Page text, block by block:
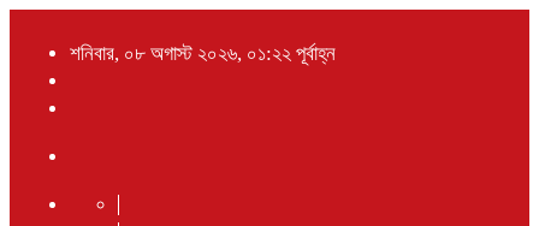
শনিবার, ০৮ অগাস্ট ২০২৬, ০১:২২ পূর্বাহ্ন